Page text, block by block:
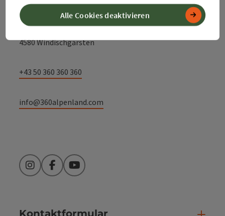
Alpenland Tourismus GmbH
4580 Windischgarsten
+43 50 360 360 360
info@360alpenland.com
InstagramFacebookYouTube
Kontaktformular
Alle Cookies deaktivieren